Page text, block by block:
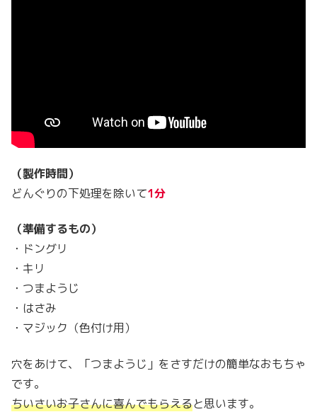
（製作時間）
どんぐりの下処理を除いて1分
（準備するもの）
・ドングリ
・キリ
・つまようじ
・はさみ
・マジック（色付け用）
穴をあけて、「つまようじ」をさすだけの簡単なおもちゃ
です。
ちいさいお子さんに喜んでもらえると思います。